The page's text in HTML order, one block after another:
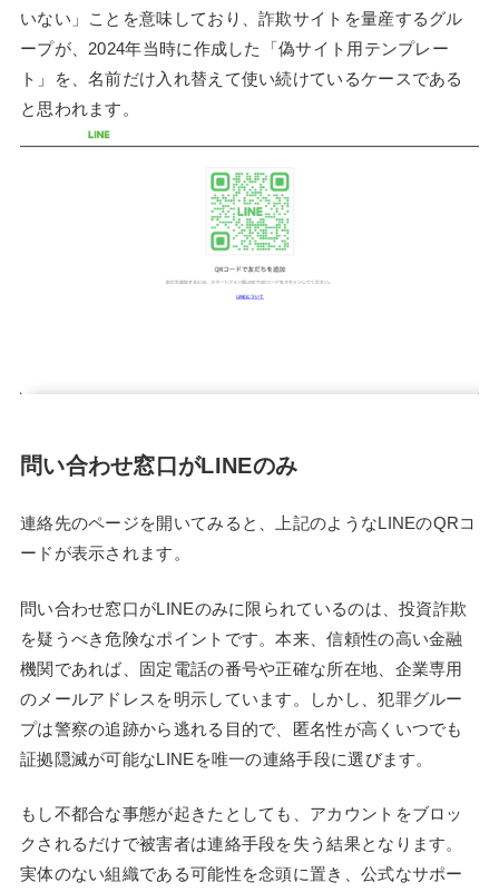
いない」ことを意味しており、詐欺サイトを量産するグル
ープが、2024年当時に作成した「偽サイト用テンプレー
ト」を、名前だけ入れ替えて使い続けているケースである
と思われます。
問い合わせ窓口がLINEのみ
連絡先のページを開いてみると、上記のようなLINEのQRコ
ードが表示されます。
問い合わせ窓口がLINEのみに限られているのは、投資詐欺
を疑うべき危険なポイントです。本来、信頼性の高い金融
機関であれば、固定電話の番号や正確な所在地、企業専用
のメールアドレスを明示しています。しかし、犯罪グルー
プは警察の追跡から逃れる目的で、匿名性が高くいつでも
証拠隠滅が可能なLINEを唯一の連絡手段に選びます。
もし不都合な事態が起きたとしても、アカウントをブロッ
クされるだけで被害者は連絡手段を失う結果となります。
実体のない組織である可能性を念頭に置き、公式なサポー